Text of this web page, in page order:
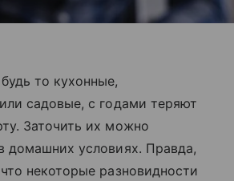
то кухонные,
садовые, с годами теряют
Заточить их можно
домашних условиях. Правда,
некоторые разновидности